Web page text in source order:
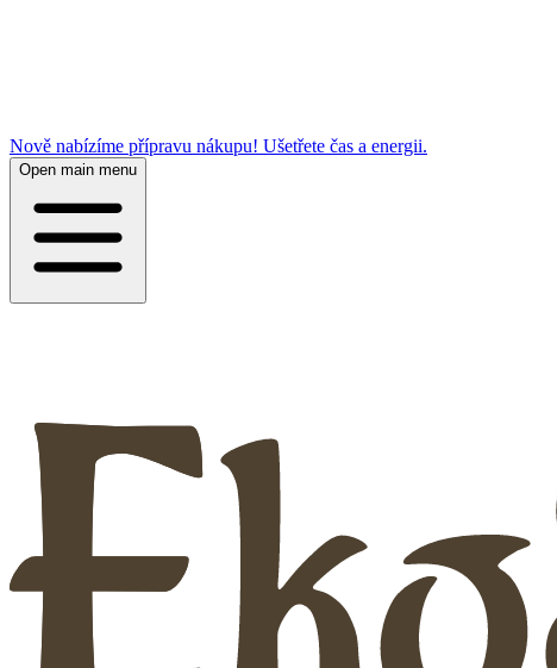
Nově nabízíme přípravu nákupu! Ušetřete čas a energii.
Open main menu